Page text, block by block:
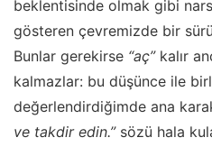
beklentisinde olmak gibi
gösteren çevremizde bir
Bunlar gerekirse “aç”kalır
kalmazlar: bu düşünce ile
değerlendirdiğimde ana
ve takdir edin.”sözü hala